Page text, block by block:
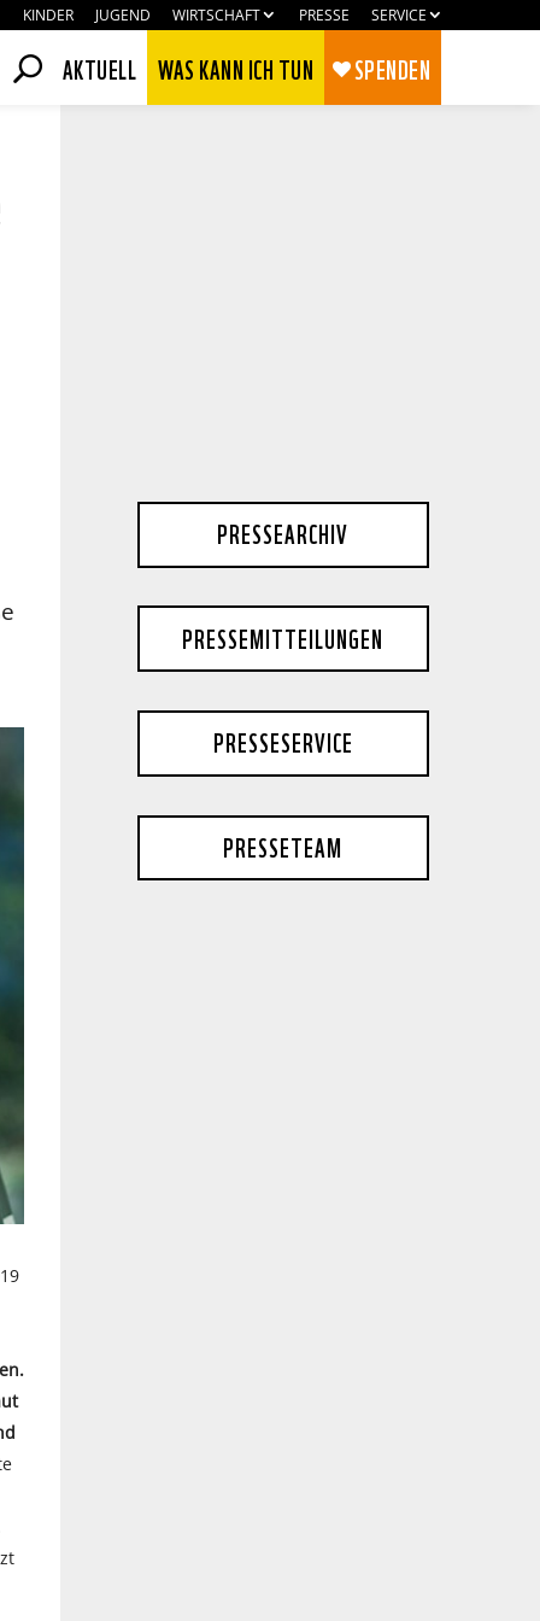
KINDER JUGEND WIRTSCHAFT PRESSE SERVICE
AKTUELL WAS KANN ICH TUN SPENDEN
PRESSEARCHIV
PRESSEMITTEILUNGEN
PRESSESERVICE
PRESSETEAM